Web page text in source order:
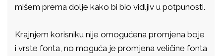
mišem prema dolje kako bi bio vidljiv u potpunosti.
Krajnjem korisniku nije omogućena promjena boje
i vrste fonta, no moguća je promjena veličine fonta